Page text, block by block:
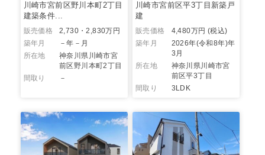
川崎市宮前区野川本町2丁目
建築条件...
販売価格
2,730・2,830万円
築年月
－年－月
所在地
神奈川県川崎市宮
前区野川本町2丁目
間取り
－
川崎市宮前区平3丁目新築戸
建
販売価格
4,480万円 (税込)
築年月
2026年(令和8年)年
3月
所在地
神奈川県川崎市宮
前区平3丁目
間取り
3LDK